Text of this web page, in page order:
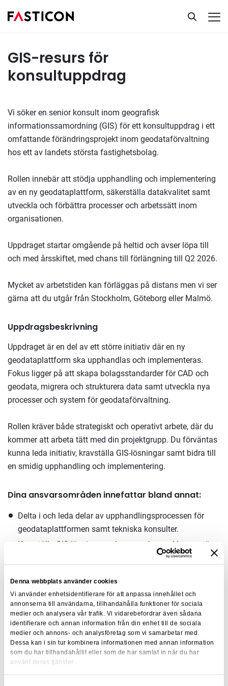
Denna webbplats använder cookies
Vi använder enhetsidentifierare för att anpassa innehållet och
annonserna till användarna, tillhandahålla funktioner för sociala
medier och analysera vår trafik. Vi vidarebefordrar även sådana
identifierare och annan information från din enhet till de sociala
medier och annons- och analysföretag som vi samarbetar med.
Dessa kan i sin tur kombinera informationen med annan information
som du har tillhandahållit eller som de har samlat in när du har
använt deras tjänster.
Tillsatta uppdrag
GIS-resurs för
konsultuppdrag
Vi söker en senior konsult inom geografisk
informationssamordning (GIS) för ett konsultuppdrag i ett
omfattande förändringsprojekt inom geodataförvaltning
hos ett av landets största fastighetsbolag.
Rollen innebär att stödja upphandling och implementering
av en ny geodataplattform, säkerställa datakvalitet samt
utveckla och förbättra processer och arbetssätt inom
organisationen.
Uppdraget startar omgående på heltid och avser löpa till
och med årsskiftet, med chans till förlängning till Q2 2026.
Mycket av arbetstiden kan förläggas på distans men vi ser
gärna att du utgår från Stockholm, Göteborg eller Malmö.
Uppdragsbeskrivning
Uppdraget är en del av ett större initiativ där en ny
geodataplattform ska upphandlas och implementeras.
Fokus ligger på att skapa bolagsstandarder för CAD och
geodata, migrera och strukturera data samt utveckla nya
processer och system för geodataförvaltning.
Rollen kräver både strategiskt och operativt arbete, där du
kommer att arbeta tätt med din projektgrupp. Du förväntas
kunna leda initiativ, kravställa GIS-lösningar samt bidra till
en smidig upphandling och implementering.
Dina ansvarsområden innefattar bland annat:
Delta i och leda delar av upphandlingsprocessen för
geodataplattformen samt tekniska konsulter.
Kravställa GIS-lösningar och samverka med leverantörer.
Samla in och strukturera geodata från olika källor.
Utveckla och införa bolagsstandarder för CAD och
geodata.
Stödja verksamheten i förändringsarbetet och utbilda
användare i nya processer.